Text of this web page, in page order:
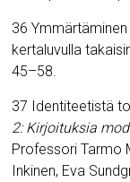
36
kertaluvulla
45–58.
37 Identiteetistä
2: Kirjoituksia
Professori Tarmo
Inkinen, Eva